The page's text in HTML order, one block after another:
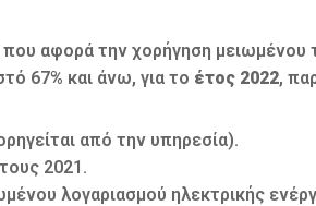
αφορά την χορήγηση μειωμένου
67% και άνω, για το έτος 2022,
από την υπηρεσία).
2021.
λογαριασμού ηλεκτρικής